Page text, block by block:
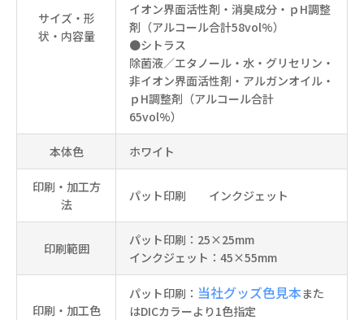
サイズ・形
状・内容量
イオン界面活性剤・消臭成分・ｐH調整
剤（アルコール合計58vol%）
●シトラス
除菌液／エタノール・水・グリセリン・
非イオン界面活性剤・アルガンオイル・
ｐH調整剤（アルコール合計
65vol%）
本体色 ホワイト
印刷・加工方
法
パット印刷 インクジェット
印刷範囲
パット印刷：25×25mm
インクジェット：45×55mm
印刷・加工色
パット印刷： 当社グッズ色見本また
はDICカラーより1色指定